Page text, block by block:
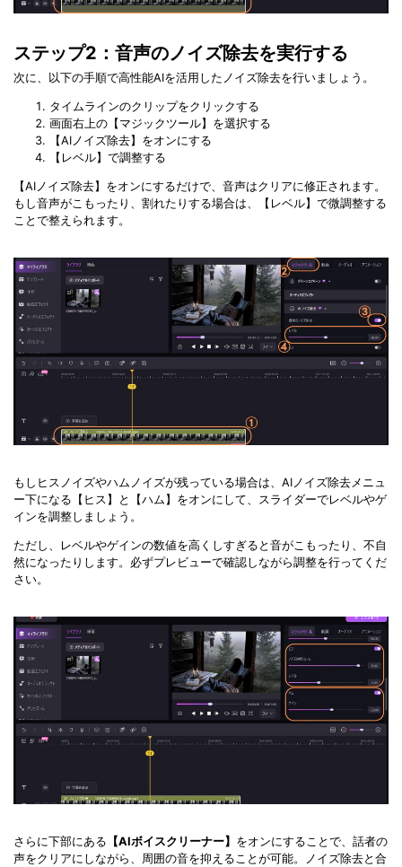
ステップ2：音声のノイズ除去を実行する
次に、以下の手順で高性能AIを活用したノイズ除去を行いましょう。
タイムラインのクリップをクリックする
画面右上の【マジックツール】を選択する
【AIノイズ除去】をオンにする
【レベル】で調整する
【AIノイズ除去】をオンにするだけで、音声はクリアに修正されます。
もし音声がこもったり、割れたりする場合は、【レベル】で微調整する
ことで整えられます。
もしヒスノイズやハムノイズが残っている場合は、AIノイズ除去メニュ
ー下になる【ヒス】と【ハム】をオンにして、スライダーでレベルやゲ
インを調整しましょう。
ただし、レベルやゲインの数値を高くしすぎると音がこもったり、不自
然になったりします。必ずプレビューで確認しながら調整を行ってくだ
さい。
さらに下部にある 【AIボイスクリーナー】 をオンにすることで、話者の
声をクリアにしながら、周囲の音を抑えることが可能。ノイズ除去と合